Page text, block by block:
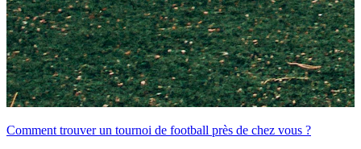
Comment trouver un tournoi de football près de chez vous ?